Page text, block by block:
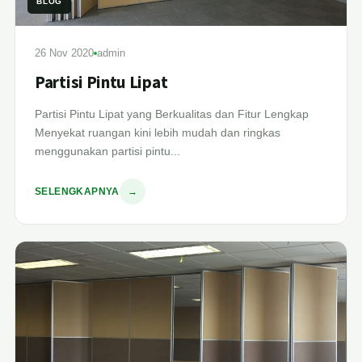
26 Nov 2020 admin
Partisi Pintu Lipat
Partisi Pintu Lipat yang Berkualitas dan Fitur Lengkap
Menyekat ruangan kini lebih mudah dan ringkas
menggunakan partisi pintu...
SELENGKAPNYA →